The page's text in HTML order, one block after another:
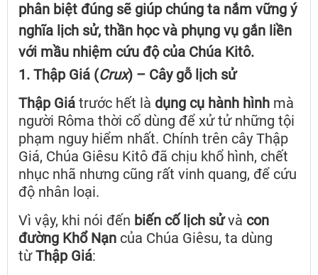
phân biệt đúng sẽ giúp chúng ta nắm vững ý
nghĩa lịch sử, thần học và phụng vụ gắn liền
với mầu nhiệm cứu độ của Chúa Kitô.
1. Thập Giá (Crux) – Cây gỗ lịch sử
Thập Giá trước hết là dụng cụ hành hình mà
người Rôma thời cổ dùng để xử tử những tội
phạm nguy hiểm nhất. Chính trên cây Thập
Giá, Chúa Giêsu Kitô đã chịu khổ hình, chết
nhục nhã nhưng cũng rất vinh quang, để cứu
độ nhân loại.
Vì vậy, khi nói đến biến cố lịch sửvà con
đường Khổ Nạn của Chúa Giêsu, ta dùng
từThập Giá: